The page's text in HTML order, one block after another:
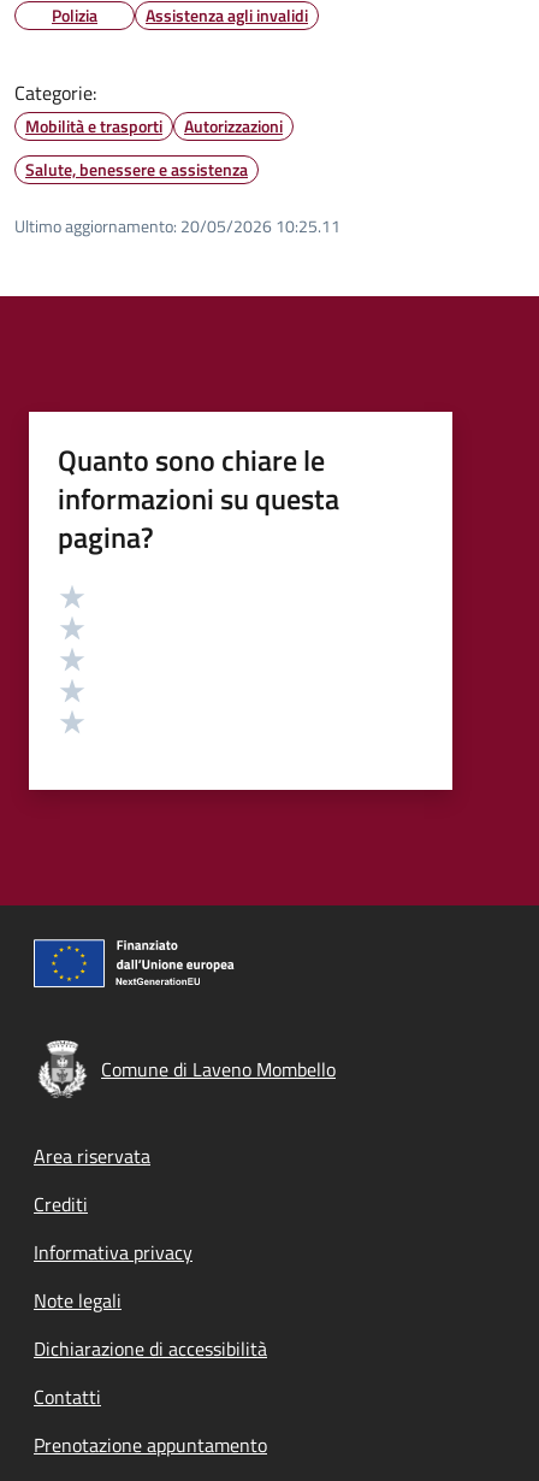
Polizia Assistenza agli invalidi
Categorie:
Mobilità e trasporti
Autorizzazioni
Salute, benessere e assistenza
Ultimo aggiornamento: 20/05/2026 10:25.11
Quanto sono chiare le
informazioni su questa
pagina?
Valutazione
Comune di Laveno Mombello
Footer menu
Area riservata
Crediti
Informativa privacy
Note legali
Dichiarazione di accessibilità
Contatti
Prenotazione appuntamento